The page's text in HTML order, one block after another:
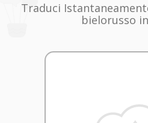
Traduci
bielorusso